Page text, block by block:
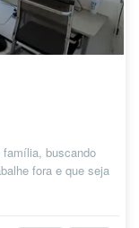
buscando
fora e que seja